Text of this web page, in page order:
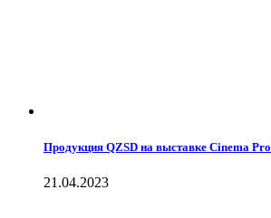
Продукция QZSD на выставке Cinema
21.04.2023